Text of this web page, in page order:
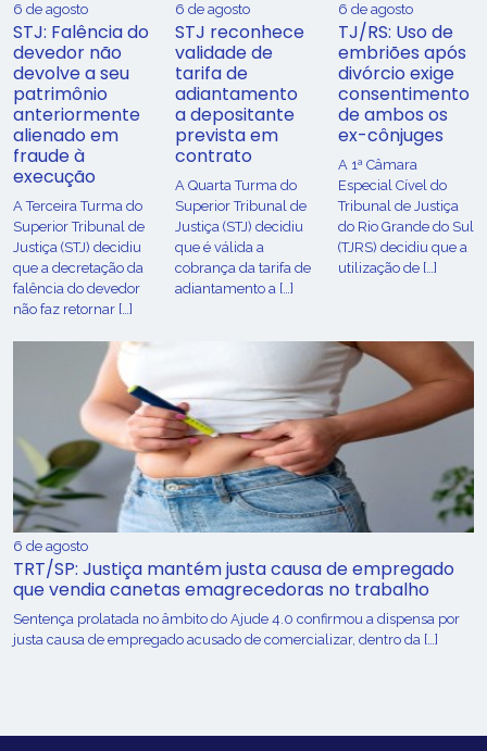
6 de agosto
STJ: Falência do
devedor não
devolve a seu
patrimônio
anteriormente
alienado em
fraude à
execução
A Terceira Turma do
Superior Tribunal de
Justiça (STJ) decidiu
que a decretação da
falência do devedor
não faz retornar […]
6 de agosto
STJ reconhece
validade de
tarifa de
adiantamento
a depositante
prevista em
contrato
A Quarta Turma do
Superior Tribunal de
Justiça (STJ) decidiu
que é válida a
cobrança da tarifa de
adiantamento a […]
6 de agosto
TJ/RS: Uso de
embriões após
divórcio exige
consentimento
de ambos os
ex-cônjuges
A 1ª Câmara
Especial Cível do
Tribunal de Justiça
do Rio Grande do Sul
(TJRS) decidiu que a
utilização de […]
6 de agosto
TRT/SP: Justiça mantém justa causa de empregado
que vendia canetas emagrecedoras no trabalho
Sentença prolatada no âmbito do Ajude 4.0 confirmou a dispensa por
justa causa de empregado acusado de comercializar, dentro da […]